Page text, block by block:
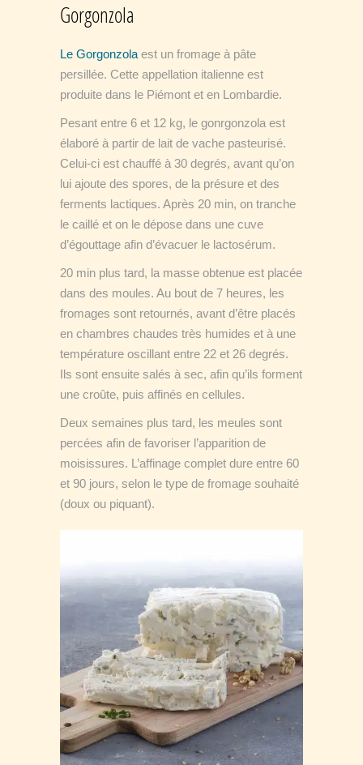
Gorgonzola
Le Gorgonzola est un fromage à pâte
persillée. Cette appellation italienne est
produite dans le Piémont et en Lombardie.
Pesant entre 6 et 12 kg, le gonrgonzola est
élaboré à partir de lait de vache pasteurisé.
Celui-ci est chauffé à 30 degrés, avant qu’on
lui ajoute des spores, de la présure et des
ferments lactiques. Après 20 min, on tranche
le caillé et on le dépose dans une cuve
d’égouttage afin d’évacuer le lactosérum.
20 min plus tard, la masse obtenue est placée
dans des moules. Au bout de 7 heures, les
fromages sont retournés, avant d’être placés
en chambres chaudes très humides et à une
température oscillant entre 22 et 26 degrés.
Ils sont ensuite salés à sec, afin qu’ils forment
une croûte, puis affinés en cellules.
Deux semaines plus tard, les meules sont
percées afin de favoriser l’apparition de
moisissures. L’affinage complet dure entre 60
et 90 jours, selon le type de fromage souhaité
(doux ou piquant).